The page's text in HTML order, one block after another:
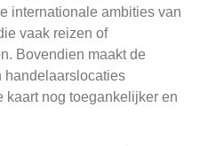
internationale ambities van
vaak reizen of
Bovendien maakt de
handelaarslocaties
nog toegankelijker en